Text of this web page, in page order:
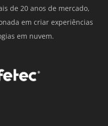
de 20 anos de mercado,
em criar experiências
em nuvem.